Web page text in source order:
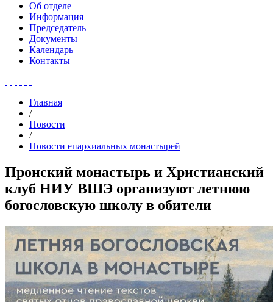
Об отделе
Информация
Председатель
Документы
Календарь
Контакты
Главная
/
Новости
/
Новости епархиальных монастырей
Пронский монастырь и Христианский
клуб НИУ ВШЭ организуют летнюю
богословскую школу в обители